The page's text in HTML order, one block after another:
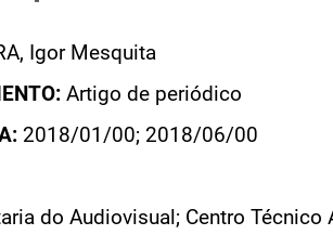
Igor Mesquita
Artigo de periódico
2018/01/00; 2018/06/00
do Audiovisual; Centro